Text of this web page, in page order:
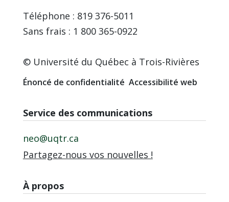
Téléphone : 819 376-5011
Sans frais : 1 800 365-0922
© Université du Québec à Trois-Rivières
Énoncé de confidentialité Accessibilité web
Service des communications
neo@uqtr.ca
Partagez-nous vos nouvelles !
À propos